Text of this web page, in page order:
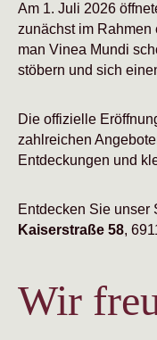
Am 1. Juli 2026
zunächst im Rahmen
man Vinea Mundi
stöbern und sich
Die offizielle
zahlreichen
Entdeckungen und
Entdecken Sie unser
Kaiserstraße 58,
Wir